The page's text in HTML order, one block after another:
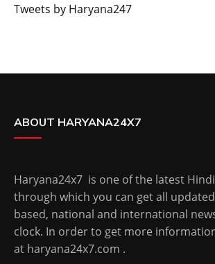
Tweets by Haryana247
ABOUT HARYANA24X7
Haryana24x7 is one of the latest
through which you can get all
based, national and international
clock. In order to get more
at haryana24x7.com .